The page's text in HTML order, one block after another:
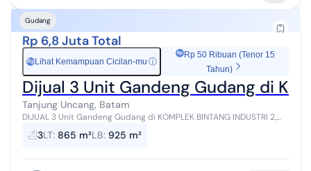
Gudang
Rp 6,8 Juta Total
Rp Lihat Kemampuan Cicilan-mu ⓘ
Rp 50 Ribuan (Tenor 15
Tahun)
Dijual 3 Unit Gandeng Gudang di
Tanjung Uncang, Batam
DIJUAL 3 Unit Gandeng Gudang di KOMPLEK BINTANG INDUSTRI 2,
Tanjung Uncang Batam Harga Jual 6.8M Nego Luas Tanah 865m² (
24x36 ) Luas Bangunan...
3LT: 865 m²LB: 925 m²